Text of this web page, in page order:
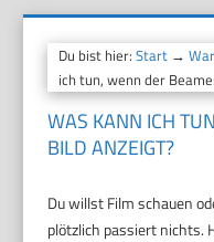
Du bist hier:Start →
ich tun, wenn der
WAS KANN ICH
BILD ANZEIGT?
Du willst Film schauen
plötzlich passiert nichts.